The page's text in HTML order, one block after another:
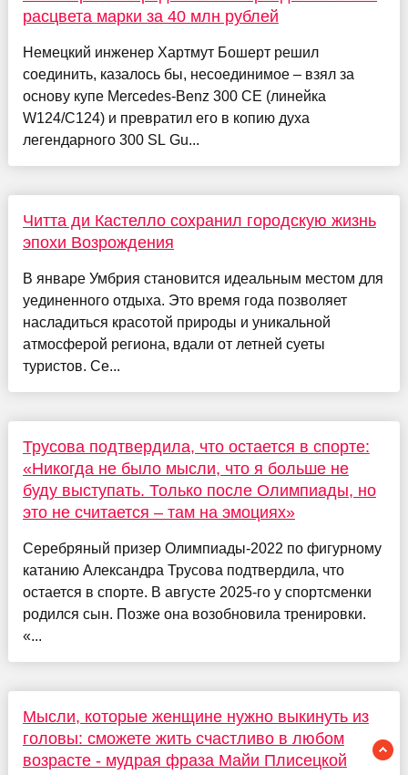
расцвета марки за 40 млн рублей
Немецкий инженер Хартмут Бошерт решил
соединить, казалось бы, несоединимое – взял за
основу купе Mercedes-Benz 300 CE (линейка
W124/C124) и превратил его в копию духа
легендарного 300 SL Gu...
Читта ди Кастелло сохранил городскую жизнь
эпохи Возрождения
В январе Умбрия становится идеальным местом для
уединенного отдыха. Это время года позволяет
насладиться красотой природы и уникальной
атмосферой региона, вдали от летней суеты
туристов. Се...
Трусова подтвердила, что остается в спорте:
«Никогда не было мысли, что я больше не
буду выступать. Только после Олимпиады, но
это не считается – там на эмоциях»
Серебряный призер Олимпиады-2022 по фигурному
катанию Александра Трусова подтвердила, что
остается в спорте. В августе 2025-го у спортсменки
родился сын. Позже она возобновила тренировки.
«...
Мысли, которые женщине нужно выкинуть из
головы: сможете жить счастливо в любом
возрасте - мудрая фраза Майи Плисецкой